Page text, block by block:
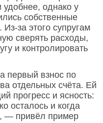
удобнее, однако у
собственные
за этого супругам
сверять расходы,
и контролировать
первый взнос по
отдельных счёта. Ей
прогресс и ясность:
осталось и когда
— привёл пример